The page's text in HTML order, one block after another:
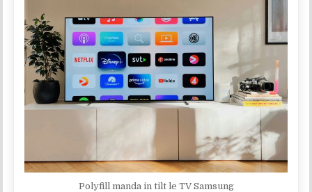
Polyfill manda in tilt le TV Samsung